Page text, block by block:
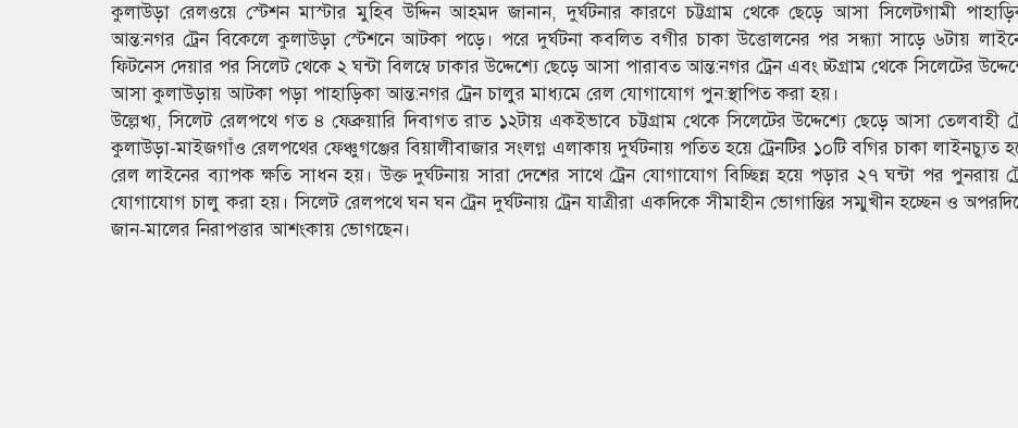
কুলাউড়া রেলওয়ে স্টেশন মাস্টার মুহিব উদ্দিন আহমদ জানান, দুর্ঘটনার কারণে চট্টগ্রাম থেকে ছেড়ে আসা সিলেটগামী
আন্ত:নগর ট্রেন বিকেলে কুলাউড়া স্টেশনে আটকা পড়ে। পরে দুর্ঘটনা কবলিত বগীর চাকা উত্তোলনের পর সন্ধ্যা সাড়ে ৬টায়
ফিটনেস দেয়ার পর সিলেট থেকে ২ ঘন্টা বিলম্বে ঢাকার উদ্দেশ্যে ছেড়ে আসা পারাবত আন্ত:নগর ট্রেন এবং চ্ট্গ্রাম থেকে সিলেটের
আসা কুলাউড়ায় আটকা পড়া পাহাড়িকা আন্ত:নগর ট্রেন চালুর মাধ্যমে রেল যোগাযোগ পুন:স্থাপিত করা হয়।
উল্লেখ্য, সিলেট রেলপথে গত ৪ ফেব্রুয়ারি দিবাগত রাত ১২টায় একইভাবে চট্টগ্রাম থেকে সিলেটের উদ্দেশ্যে ছেড়ে আসা তেলবাহী
কুলাউড়া-মাইজগাঁও রেলপথের ফেঞ্চুগঞ্জের বিয়ালীবাজার সংলগ্ন এলাকায় দুর্ঘটনায় পতিত হয়ে ট্রেনটির ১০টি বগির চাকা লাইনচ্যুত
রেল লাইনের ব্যাপক ক্ষতি সাধন হয়। উক্ত দুর্ঘটনায় সারা দেশের সাথে ট্রেন যোগাযোগ বিচ্ছিন্ন হয়ে পড়ার ২৭ ঘন্টা পর পুনরায়
যোগাযোগ চালু করা হয়। সিলেট রেলপথে ঘন ঘন ট্রেন দুর্ঘটনায় ট্রেন যাত্রীরা একদিকে সীমাহীন ভোগান্তির সম্মুখীন হচ্ছেন ও
জান-মালের নিরাপত্তার আশংকায় ভোগছেন।